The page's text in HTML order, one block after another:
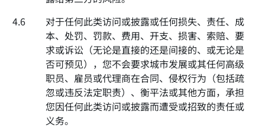
4.6
对于任何此类访问或披露或任何损失、责任、成
本、处罚、罚款、费用、开支、损害、索赔、要
求或诉讼（无论是直接的还是间接的、或无论是
否可预见），您不会要求城市发展或其任何高级
职员、雇员或代理商在合同、侵权行为（包括疏
忽或违反法定职责）、衡平法或其他方面，承担
您因任何此类访问或披露而遭受或招致的责任或
义务。